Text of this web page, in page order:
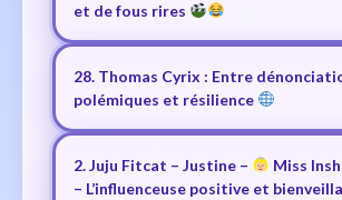
et de fous rires
28. Thomas Cyrix : Entre
polémiques et résilience
2. Juju Fitcat – Justine –
Miss
– L’influenceuse positive et